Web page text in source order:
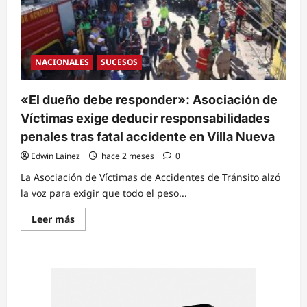
NACIONALES SUCESOS
«El dueño debe responder»: Asociación de
Víctimas exige deducir responsabilidades
penales tras fatal accidente en Villa Nueva
Edwin Laínez hace 2 meses 0
La Asociación de Víctimas de Accidentes de Tránsito alzó
la voz para exigir que todo el peso...
Leer másRead
more